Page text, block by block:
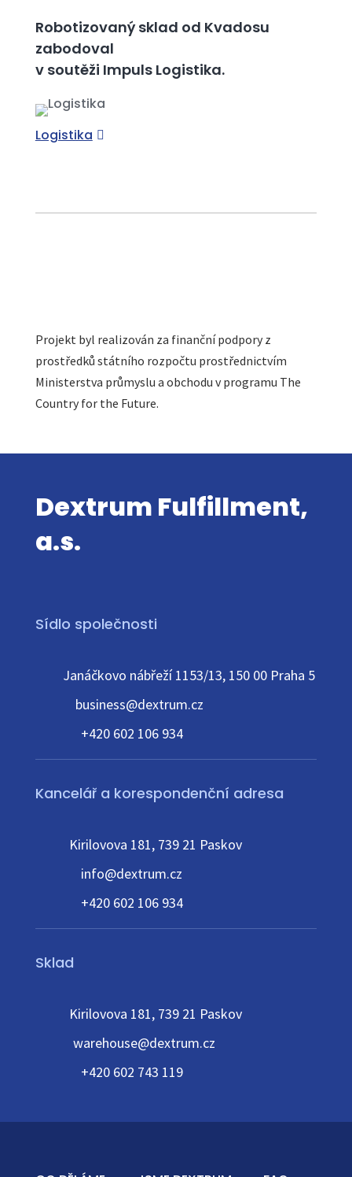
Robotizovaný sklad od Kvadosu
zabodoval
v soutěži Impuls Logistika.
Logistika
Projekt byl realizován za finanční podpory z
prostředků státního rozpočtu prostřednictvím
Ministerstva průmyslu a obchodu v programu The
Country for the Future.
Dextrum Fulfillment,
a.s.
Sídlo společnosti
Janáčkovo nábřeží 1153/13, 150 00 Praha 5
business@dextrum.cz
+420 602 106 934
Kancelář a korespondenční adresa
Kirilovova 181, 739 21 Paskov
info@dextrum.cz
+420 602 106 934
Sklad
Kirilovova 181, 739 21 Paskov
warehouse@dextrum.cz
+420 602 743 119